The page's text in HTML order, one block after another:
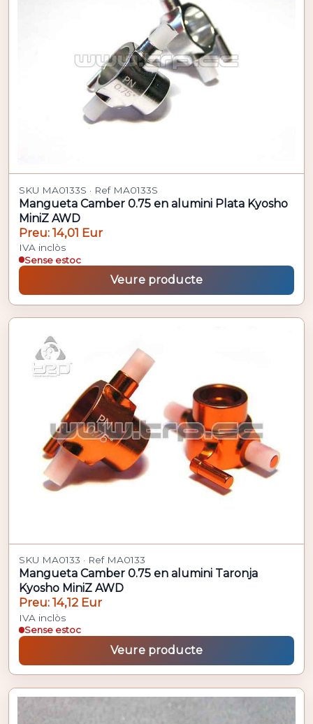
SKU MA0133S · Ref MA0133S
Mangueta Camber 0.75 en alumini Plata Kyosho
MiniZ AWD
Preu: 14,01 Eur
IVA inclòs
Sense estoc
Veure producte
SKU MA0133 · Ref MA0133
Mangueta Camber 0.75 en alumini Taronja
Kyosho MiniZ AWD
Preu: 14,12 Eur
IVA inclòs
Sense estoc
Veure producte